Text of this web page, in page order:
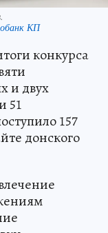
КП
конкурса
и двух
51
157
донского